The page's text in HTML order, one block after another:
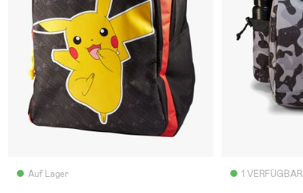
Auf Lager 1 VERFÜGBAR